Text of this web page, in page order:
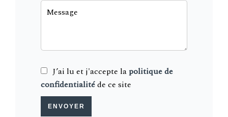
J’ai lu et j'accepte lapolitique de
confidentialitéde ce site
ENVOYER